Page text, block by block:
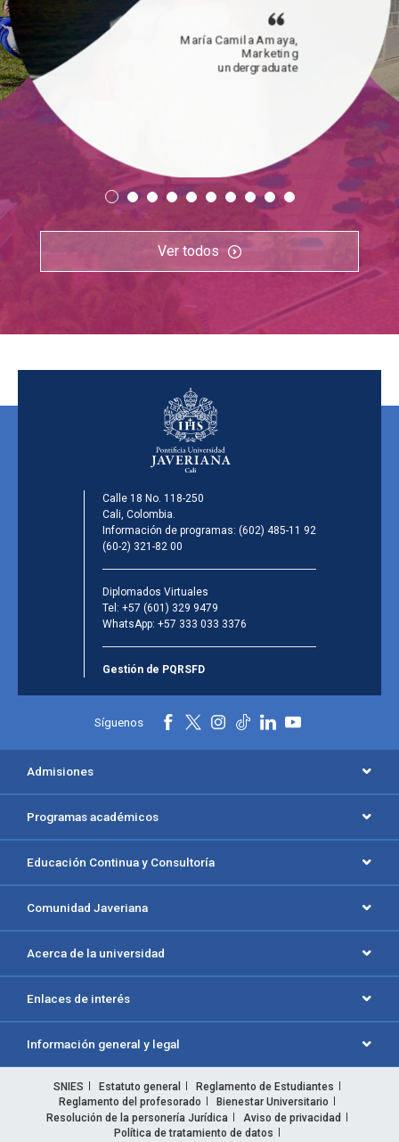
María Camila Amaya,
Marketing
undergraduate
Ver todos
Calle 18 No. 118-250
Cali, Colombia.
Información de programas: (602) 485-11 92
(60-2) 321-82 00
Diplomados Virtuales
Tel: +57 (601) 329 9479
WhatsApp: +57 333 033 3376
Gestión de PQRSFD
Síguenos
Admisiones
Programas académicos
Educación Continua y Consultoría
Comunidad Javeriana
Acerca de la universidad
Enlaces de interés
Información general y legal
SNIES Estatuto general
Reglamento de Estudiantes
Reglamento del profesorado
Bienestar Universitario
Resolución de la personería Jurídica
Aviso de privacidad
Política de tratamiento de datos